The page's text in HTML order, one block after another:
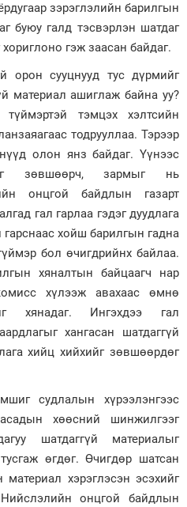
зэрэглэлийн барилгын
буюу галд тэсвэрлэн шатдаг
гэж заасан байдаг.
орон сууцнууд тус дүрмийг
материал ашиглаж байна уу?
тэмцэх хэлтсийн
тодрууллаа. Тэрээр
олон янз байдаг. Үүнээс
зөвшөөрч, зармыг нь
онцгой байдлын газарт
гал гарлаа гэдэг дуудлага
гарснаас хойш барилгын гадна
бол өчигдрийнх байлаа.
хяналтын байцаагч нар
хүлээж авахаас өмнө
хянадаг. Ингэхдээ гал
хангасан шатдаггүй
хийц хийхийг зөвшөөрдөг
судлалын хүрээлэнгээс
хөөсний шинжилгээг
шатдаггүй материалыг
өгдөг. Өчигдөр шатсан
хэрэглэсэн эсэхийг
онцгой байдлын